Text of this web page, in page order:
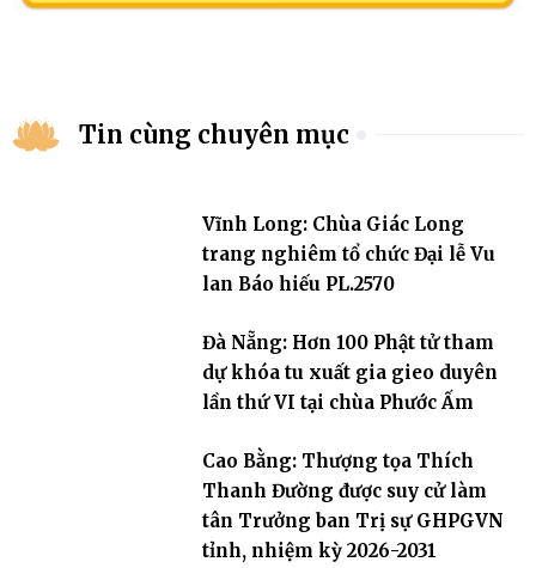
Tin cùng chuyên mục
Vĩnh Long: Chùa Giác Long
trang nghiêm tổ chức Đại lễ Vu
lan Báo hiếu PL.2570
Đà Nẵng: Hơn 100 Phật tử tham
dự khóa tu xuất gia gieo duyên
lần thứ VI tại chùa Phước Ấm
Cao Bằng: Thượng tọa Thích
Thanh Đường được suy cử làm
tân Trưởng ban Trị sự GHPGVN
tỉnh, nhiệm kỳ 2026-2031